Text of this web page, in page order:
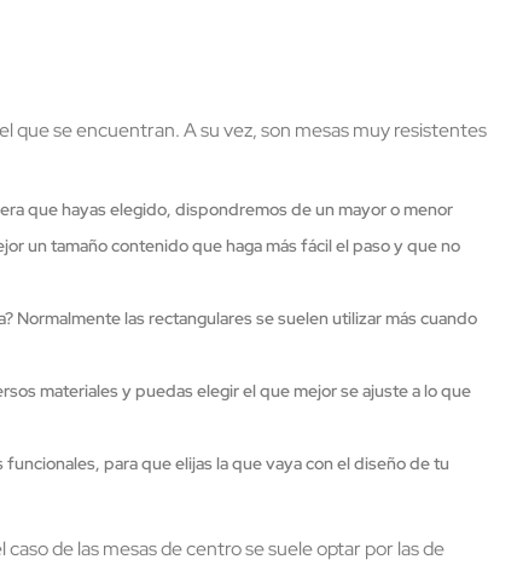
que se encuentran. A su vez, son mesas muy resistentes
que hayas elegido, dispondremos de un mayor o menor
un tamaño contenido que haga más fácil el paso y que no
Normalmente las rectangulares se suelen utilizar más cuando
materiales y puedas elegir el que mejor se ajuste a lo que
para que elijas la que vaya con el diseño de tu
de las mesas de centro se suele optar por las de